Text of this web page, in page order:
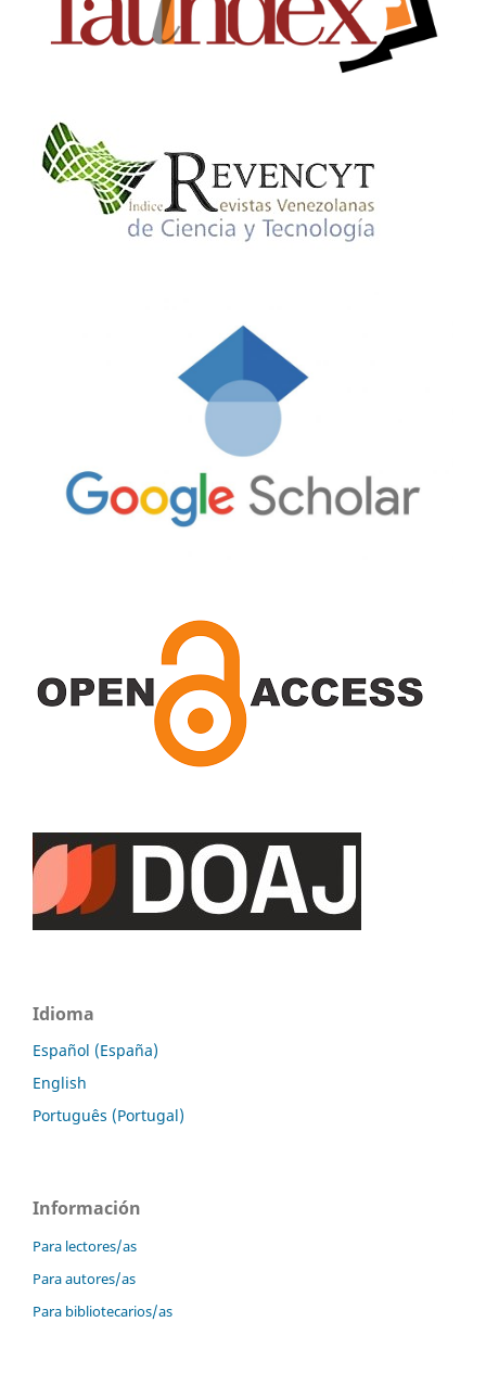
Idioma
Español (España)
English
Português (Portugal)
Información
Para lectores/as
Para autores/as
Para bibliotecarios/as